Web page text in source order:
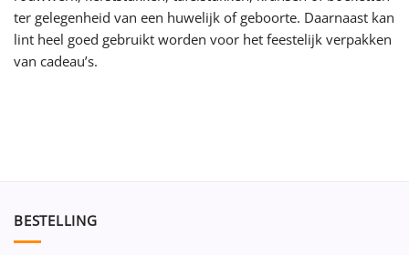
ter gelegenheid van een huwelijk of geboorte. Daarnaast kan
lint heel goed gebruikt worden voor het feestelijk verpakken
van cadeau’s.
BESTELLING